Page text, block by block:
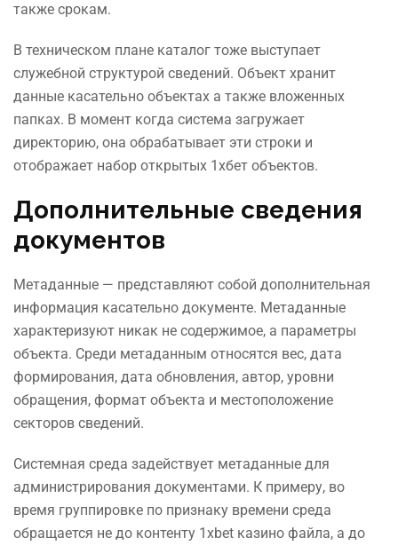
также срокам.
В техническом плане каталог тоже выступает
служебной структурой сведений. Объект хранит
данные касательно объектах а также вложенных
папках. В момент когда система загружает
директорию, она обрабатывает эти строки и
отображает набор открытых 1хбет объектов.
Дополнительные сведения
документов
Метаданные — представляют собой дополнительная
информация касательно документе. Метаданные
характеризуют никак не содержимое, а параметры
объекта. Среди метаданным относятся вес, дата
формирования, дата обновления, автор, уровни
обращения, формат объекта и местоположение
секторов сведений.
Системная среда задействует метаданные для
администрирования документами. К примеру, во
время группировке по признаку времени среда
обращается не до контенту 1xbet казино файла, а до